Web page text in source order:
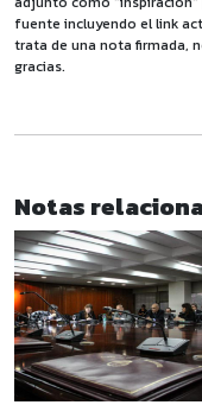
fuente incluyendo el link
trata de una nota firmada,
gracias.
Notas